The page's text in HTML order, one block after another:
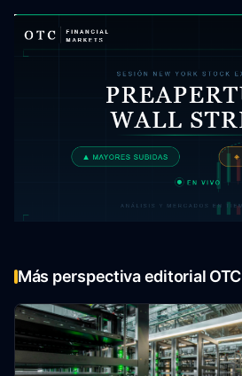
Más perspectiva editorial OTC